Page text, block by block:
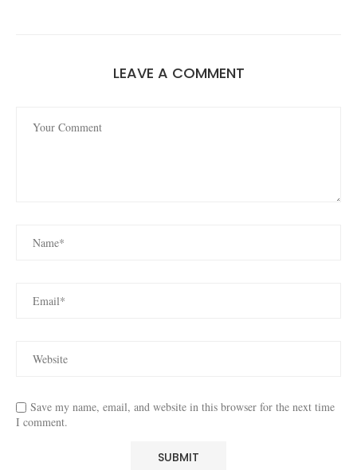
LEAVE A COMMENT
Save my name, email, and website in this browser for the next time
I comment.